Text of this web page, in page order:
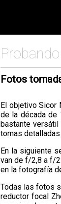
Fotos
El objetivo Sicor
de la década de
bastante
tomas
En la siguiente
van de f/2,8 a f/
en la fotografía
Todas las fotos
reductor focal